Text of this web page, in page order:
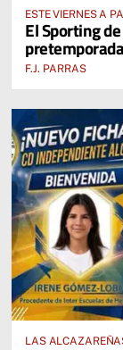
ESTE VIERNES A
“MANUEL
El Sporting
F.J. PARRAS
LAS